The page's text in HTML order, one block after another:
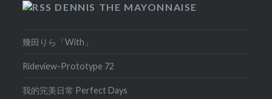
DENNIS THE MAYONNAISE
幾田りら「With」
Rideview-Prototype 72
我的完美日常 Perfect Days